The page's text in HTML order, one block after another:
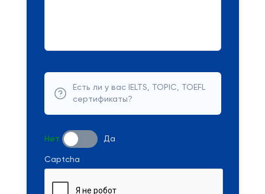
Есть ли у вас IELTS, TOPIC, TOEFL
сертификаты?
Нет Да
Captcha